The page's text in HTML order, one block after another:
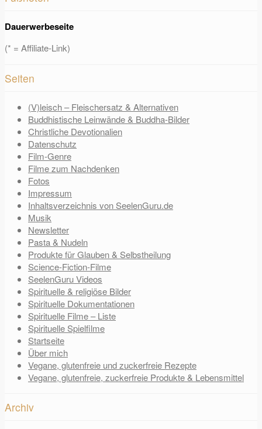
Dauerwerbeseite
(* = Affiliate-Link)
Seiten
(V)leisch – Fleischersatz & Alternativen
Buddhistische Leinwände & Buddha-Bilder
Christliche Devotionalien
Datenschutz
Film-Genre
Filme zum Nachdenken
Fotos
Impressum
Inhaltsverzeichnis von SeelenGuru.de
Musik
Newsletter
Pasta & Nudeln
Produkte für Glauben & Selbstheilung
Science-Fiction-Filme
SeelenGuru Videos
Spirituelle & religiöse Bilder
Spirituelle Dokumentationen
Spirituelle Filme – Liste
Spirituelle Spielfilme
Startseite
Über mich
Vegane, glutenfreie und zuckerfreie Rezepte
Vegane, glutenfreie, zuckerfreie Produkte & Lebensmittel
Archiv